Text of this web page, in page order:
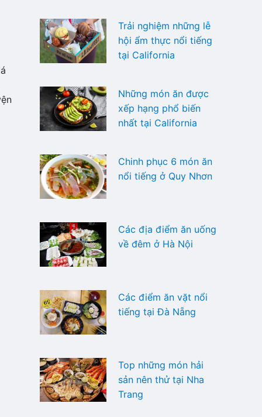
Trải nghiệm những lễ
hội ẩm thực nổi tiếng
tại California
Những món ăn được
xếp hạng phổ biến
nhất tại California
Chinh phục 6 món ăn
nổi tiếng ở Quy Nhơn
Các địa điểm ăn uống
về đêm ở Hà Nội
Các điểm ăn vặt nổi
tiếng tại Đà Nẵng
Top những món hải
sản nên thử tại Nha
Trang